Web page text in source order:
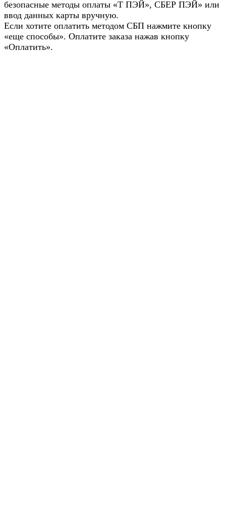
безопасные методы оплаты «Т ПЭЙ», СБЕР ПЭЙ» или
ввод данных карты вручную.
Если хотите оплатить методом СБП нажмите кнопку
«еще способы». Оплатите заказа нажав кнопку
«Оплатить».